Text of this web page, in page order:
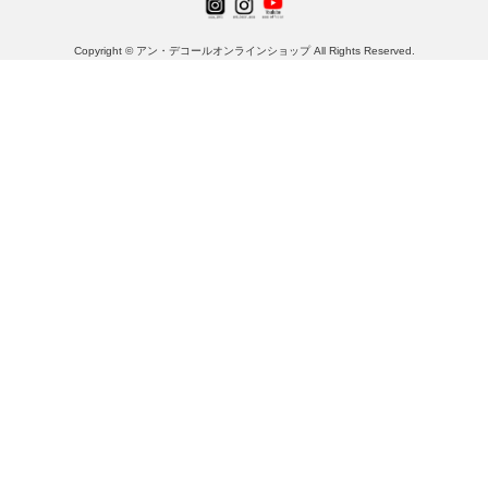
Copyright © アン・デコールオンラインショップ All Rights Reserved.